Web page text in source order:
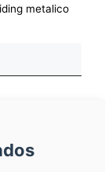
metalico